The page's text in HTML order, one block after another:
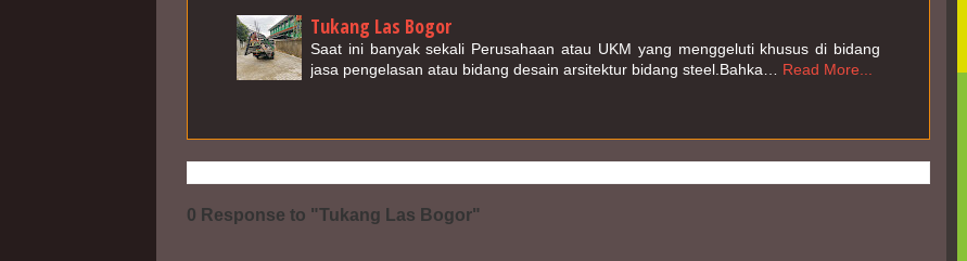
Tukang Las Bogor
Saat ini banyak sekali Perusahaan atau UKM yang menggeluti khusus di bidang
jasa pengelasan atau bidang desain arsitektur bidang steel.Bahka…
Read More...
0 Response to "Tukang Las Bogor"